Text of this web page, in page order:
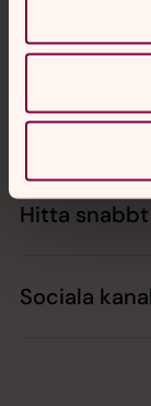
Kontakt
Kalender
Hitta snabbt
Sociala